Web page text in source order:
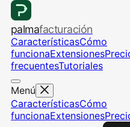
palmafacturación
CaracterísticasCómo
funcionaExtensiones
frecuentesTutoriales
Menú
CaracterísticasCómo
funcionaExtensiones